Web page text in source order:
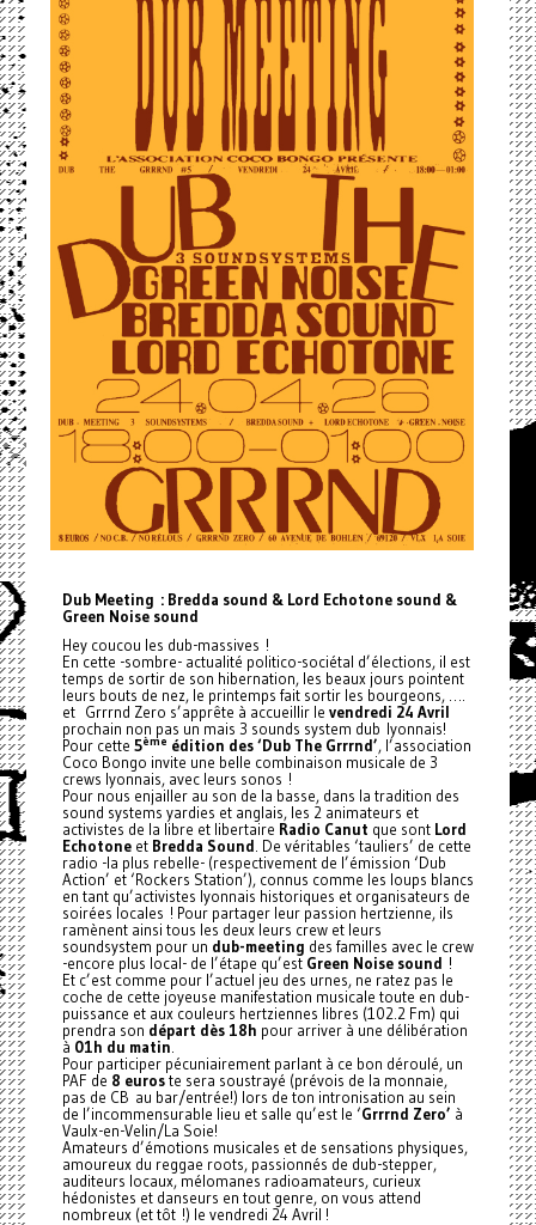
Dub Meeting : Bredda sound & Lord Echotone sound &
Green Noise sound
Hey coucou les dub-massives !
En cette -sombre- actualité politico-sociétal d’élections, il est
temps de sortir de son hibernation, les beaux jours pointent
leurs bouts de nez, le printemps fait sortir les bourgeons, ….
et Grrrnd Zero s’apprête à accueillir le vendredi 24 Avril
prochain non pas un mais 3 sounds system dub lyonnais!
Pour cette 5ème édition des ‘Dub The Grrrnd’, l’association
Coco Bongo invite une belle combinaison musicale de 3
crews lyonnais, avec leurs sonos !
Pour nous enjailler au son de la basse, dans la tradition des
sound systems yardies et anglais, les 2 animateurs et
activistes de la libre et libertaire Radio Canut que sont Lord
Echotone et Bredda Sound . De véritables ‘tauliers’ de cette
radio -la plus rebelle- (respectivement de l’émission ‘Dub
Action’ et ‘Rockers Station’), connus comme les loups blancs
en tant qu’activistes lyonnais historiques et organisateurs de
soirées locales ! Pour partager leur passion hertzienne, ils
ramènent ainsi tous les deux leurs crew et leurs
soundsystem pour un dub-meeting des familles avec le crew
-encore plus local- de l’étape qu’est Green Noise sound !
Et c’est comme pour l’actuel jeu des urnes, ne ratez pas le
coche de cette joyeuse manifestation musicale toute en dub-
puissance et aux couleurs hertziennes libres (102.2 Fm) qui
prendra son départ dès 18h pour arriver à une délibération
à 01h du matin
Pour participer pécuniairement parlant à ce bon déroulé, un
PAF de 8 euroste sera soustrayé (prévois de la monnaie,
pas de CB au bar/entrée!) lors de ton intronisation au sein
de l’incommensurable lieu et salle qu’est le ‘Grrrnd Zero’ à
Vaulx-en-Velin/La Soie!
Amateurs d’émotions musicales et de sensations physiques,
amoureux du reggae roots, passionnés de dub-stepper,
auditeurs locaux, mélomanes radioamateurs, curieux
hédonistes et danseurs en tout genre, on vous attend
nombreux (et tôt !) le vendredi 24 Avril !